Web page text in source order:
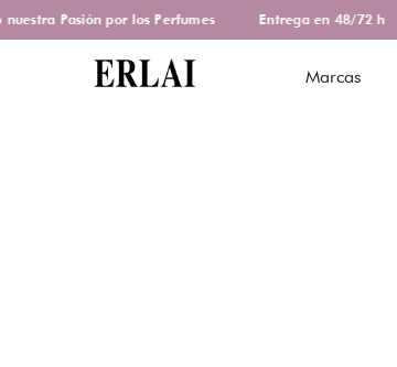
Pasión por los Perfumes Entrega en 48/72 h
Marcas